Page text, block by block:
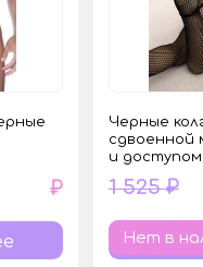
₽
Черные
сдвоенной
и доступом
1 525 ₽
Нет в